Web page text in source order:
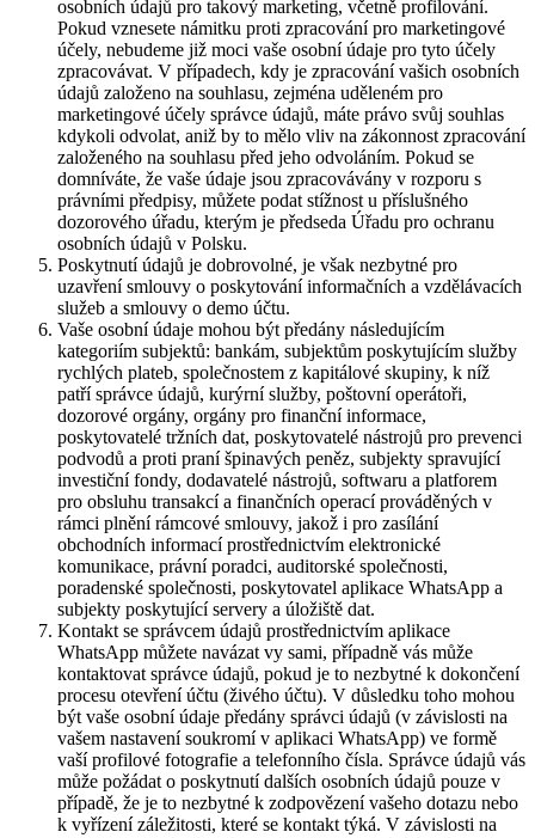
osobních údajů pro takový marketing, včetně profilování.
Pokud vznesete námitku proti zpracování pro marketingové
účely, nebudeme již moci vaše osobní údaje pro tyto účely
zpracovávat. V případech, kdy je zpracování vašich osobních
údajů založeno na souhlasu, zejména uděleném pro
marketingové účely správce údajů, máte právo svůj souhlas
kdykoli odvolat, aniž by to mělo vliv na zákonnost zpracování
založeného na souhlasu před jeho odvoláním. Pokud se
domníváte, že vaše údaje jsou zpracovávány v rozporu s
právními předpisy, můžete podat stížnost u příslušného
dozorového úřadu, kterým je předseda Úřadu pro ochranu
osobních údajů v Polsku.
Poskytnutí údajů je dobrovolné, je však nezbytné pro
uzavření smlouvy o poskytování informačních a vzdělávacích
služeb a smlouvy o demo účtu.
Vaše osobní údaje mohou být předány následujícím
kategoriím subjektů: bankám, subjektům poskytujícím služby
rychlých plateb, společnostem z kapitálové skupiny, k níž
patří správce údajů, kurýrní služby, poštovní operátoři,
dozorové orgány, orgány pro finanční informace,
poskytovatelé tržních dat, poskytovatelé nástrojů pro prevenci
podvodů a proti praní špinavých peněz, subjekty spravující
investiční fondy, dodavatelé nástrojů, softwaru a platforem
pro obsluhu transakcí a finančních operací prováděných v
rámci plnění rámcové smlouvy, jakož i pro zasílání
obchodních informací prostřednictvím elektronické
komunikace, právní poradci, auditorské společnosti,
poradenské společnosti, poskytovatel aplikace WhatsApp a
subjekty poskytující servery a úložiště dat.
Kontakt se správcem údajů prostřednictvím aplikace
WhatsApp můžete navázat vy sami, případně vás může
kontaktovat správce údajů, pokud je to nezbytné k dokončení
procesu otevření účtu (živého účtu). V důsledku toho mohou
být vaše osobní údaje předány správci údajů (v závislosti na
vašem nastavení soukromí v aplikaci WhatsApp) ve formě
vaší profilové fotografie a telefonního čísla. Správce údajů vás
může požádat o poskytnutí dalších osobních údajů pouze v
případě, že je to nezbytné k zodpovězení vašeho dotazu nebo
k vyřízení záležitosti, které se kontakt týká. V závislosti na